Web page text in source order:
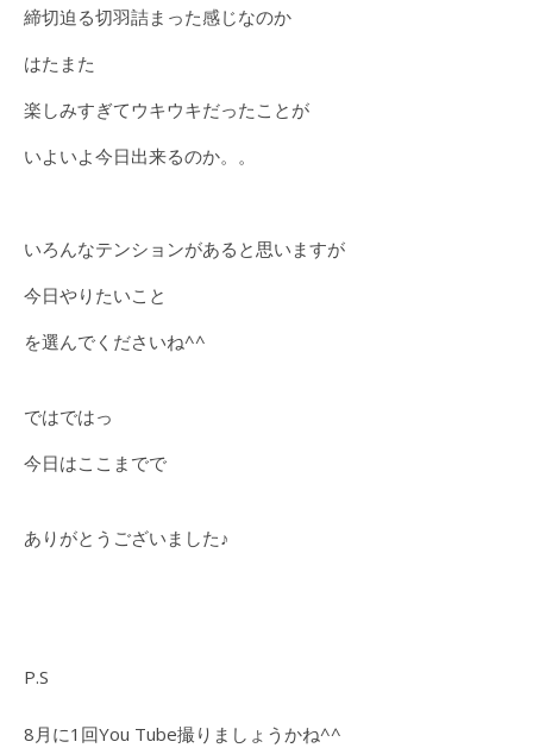
締切迫る切羽詰まった感じなのか
はたまた
楽しみすぎてウキウキだったことが
いよいよ今日出来るのか。。
いろんなテンションがあると思いますが
今日やりたいこと
を選んでくださいね^^
ではではっ
今日はここまでで
ありがとうございました♪
P.S
8月に1回You Tube撮りましょうかね^^